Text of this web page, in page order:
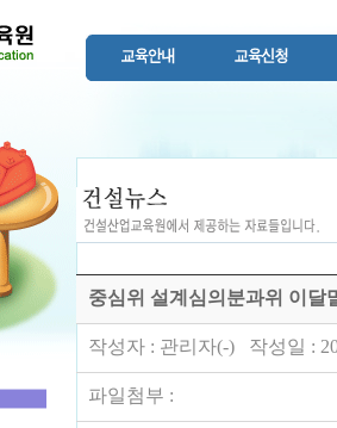
중심위 설계심의분과위 이달
작성자 : 관리자(-) 작성일 :
파일첨부 :